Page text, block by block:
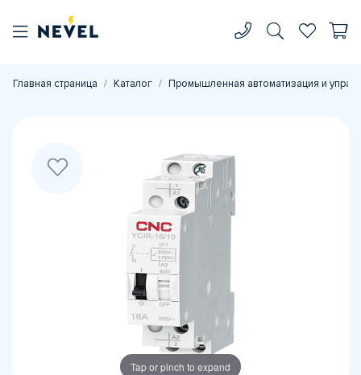
Главная страница Каталог Промышленная автоматизация и
Tap or pinch to expand